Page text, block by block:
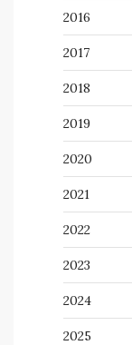
2016
2017
2018
2019
2020
2021
2022
2023
2024
2025